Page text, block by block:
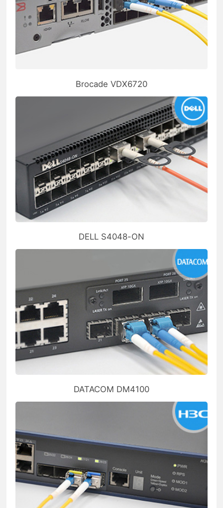
Brocade VDX6720
DELL S4048-ON
DATACOM DM4100